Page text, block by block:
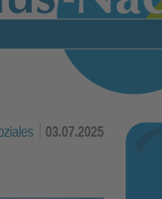
03.07.2025